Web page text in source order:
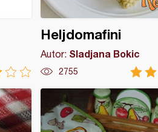
Heljdomafini
Autor: Sladjana Bokic
2755